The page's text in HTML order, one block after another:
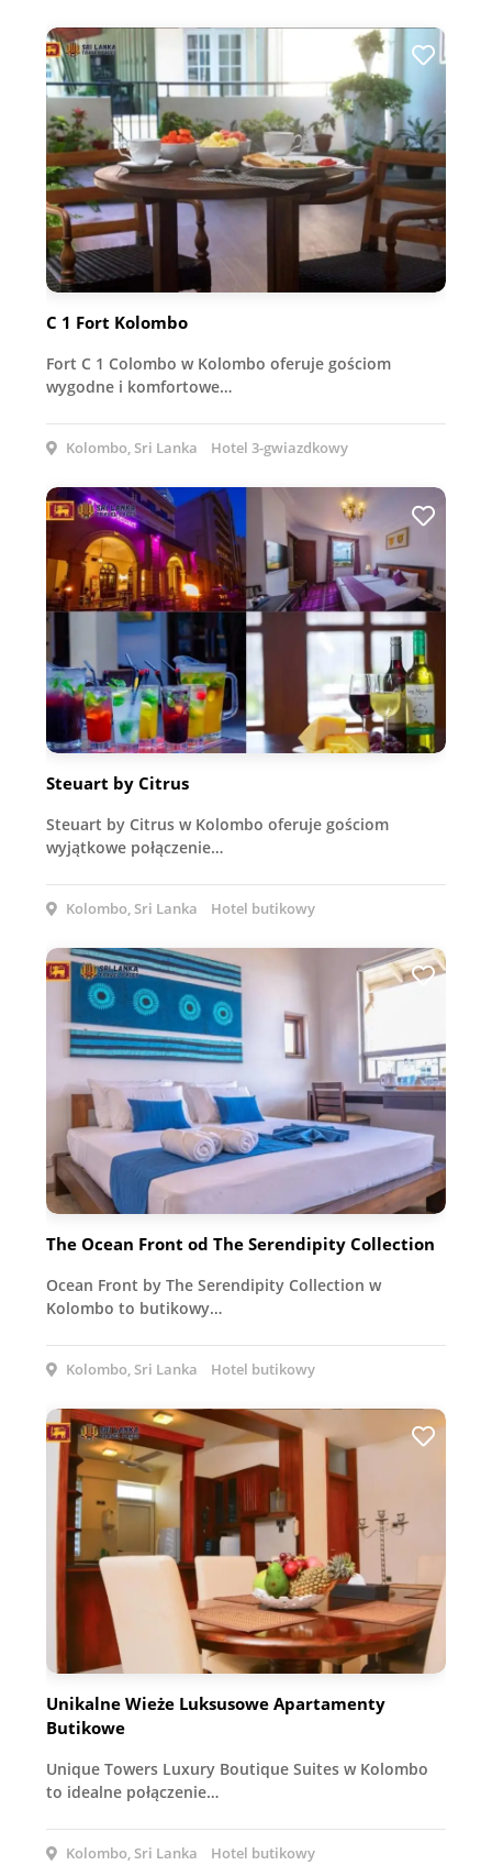
C 1 Fort Kolombo
Fort C 1 Colombo w Kolombo oferuje gościom
wygodne i komfortowe…
Kolombo, Sri Lanka Hotel 3-gwiazdkowy
Steuart by Citrus
Steuart by Citrus w Kolombo oferuje gościom
wyjątkowe połączenie…
Kolombo, Sri Lanka Hotel butikowy
The Ocean Front od The Serendipity Collection
Ocean Front by The Serendipity Collection w
Kolombo to butikowy…
Kolombo, Sri Lanka Hotel butikowy
Unikalne Wieże Luksusowe Apartamenty
Butikowe
Unique Towers Luxury Boutique Suites w Kolombo
to idealne połączenie…
Kolombo, Sri Lanka Hotel butikowy